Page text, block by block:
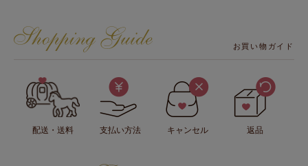
お買い物ガイド
配送・送料 支払い方法 キャンセル 返品